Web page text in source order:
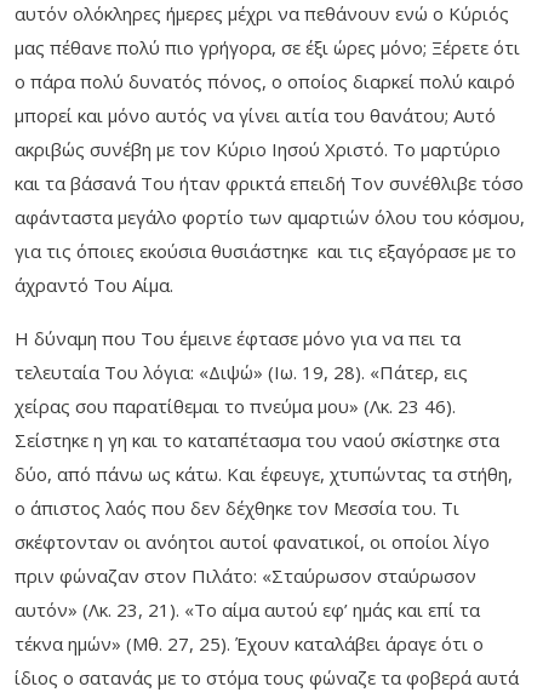
αυτόν ολόκληρες ήμερες μέχρι να πεθάνουν ενώ ο Κύριός
μας πέθανε πολύ πιο γρήγορα, σε έξι ώρες μόνο; Ξέρετε ότι
ο πάρα πολύ δυνατός πόνος, ο οποίος διαρκεί πολύ καιρό
μπορεί και μόνο αυτός να γίνει αιτία του θανάτου; Αυτό
ακριβώς συνέβη με τον Κύριο Ιησού Χριστό. Το μαρτύριο
και τα βάσανά Του ήταν φρικτά επειδή Τον συνέθλιβε τόσο
αφάνταστα μεγάλο φορτίο των αμαρτιών όλου του κόσμου,
για τις όποιες εκούσια θυσιάστηκε και τις εξαγόρασε με το
άχραντό Του Αίμα.
Η δύναμη που Του έμεινε έφτασε μόνο για να πει τα
τελευταία Του λόγια: «Διψώ» (Ιω. 19, 28). «Πάτερ, εις
χείρας σου παρατίθεμαι το πνεύμα μου» (Λκ. 23 46).
Σείστηκε η γη και το καταπέτασμα του ναού σκίστηκε στα
δύο, από πάνω ως κάτω. Και έφευγε, χτυπώντας τα στήθη,
ο άπιστος λαός που δεν δέχθηκε τον Μεσσία του. Τι
σκέφτονταν οι ανόητοι αυτοί φανατικοί, οι οποίοι λίγο
πριν φώναζαν στον Πιλάτο: «Σταύρωσον σταύρωσον
αυτόν» (Λκ. 23, 21). «Το αίμα αυτού εφ’ ημάς και επί τα
τέκνα ημών» (Μθ. 27, 25). Έχουν καταλάβει άραγε ότι ο
ίδιος ο σατανάς με το στόμα τους φώναζε τα φοβερά αυτά